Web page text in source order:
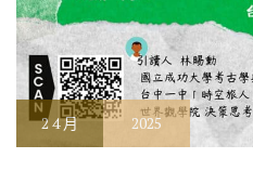
24 月 2025